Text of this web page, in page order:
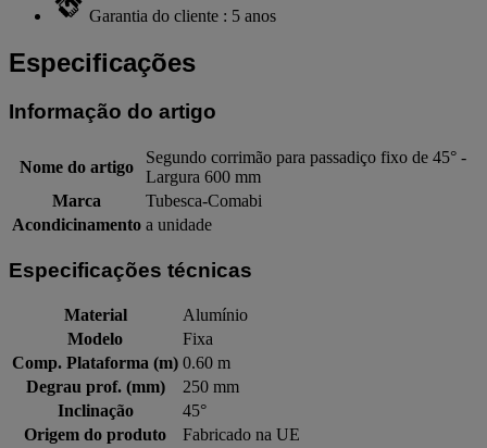
Garantia do cliente : 5 anos
Especificações
Informação do artigo
Nome do artigo
Segundo corrimão para passadiço fixo de 45° -
Largura 600 mm
Marca
Tubesca-Comabi
Acondicinamento a unidade
Especificações técnicas
Material
Alumínio
Modelo
Fixa
Comp. Plataforma (m) 0.60 m
Degrau prof. (mm)
250 mm
Inclinação
45°
Origem do produto
Fabricado na UE